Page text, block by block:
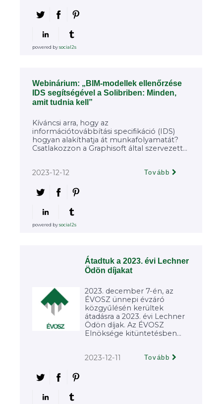
powered bysocial2s
Webinárium: „BIM-modellek ellenőrzése
IDS segítségével a Solibriben: Minden,
amit tudnia kell”
Kíváncsi arra, hogy az
információtovábbítási specifikáció (IDS)
hogyan alakíthatja át munkafolyamatát?
Csatlakozzon a Graphisoft által szervezett...
2023-12-12 Tovább
powered bysocial2s
Átadtuk a 2023. évi Lechner
Ödön díjakat
2023. december 7-én, az
ÉVOSZ ünnepi évzáró
közgyűlésén kerültek
átadásra a 2023. évi Lechner
Ödön díjak. Az ÉVOSZ
Elnöksége kitüntetésben...
2023-12-11 Tovább